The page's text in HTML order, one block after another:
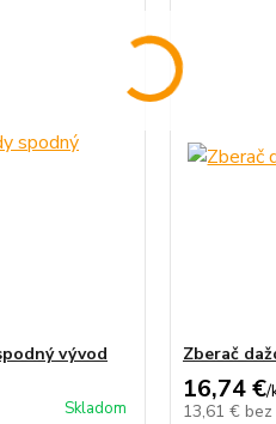
vývod
Skladom
Zberač
16,74 €/
13,61 € bez